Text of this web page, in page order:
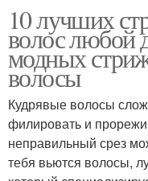
волос
Стрижки с
боковой
10 лучших
волос любой
модных
волосы
Кудрявые волосы
филировать и
неправильный срез
тебя вьются волосы,